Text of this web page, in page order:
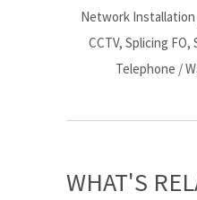
Network
CCTV, Splicing
Telephone /
WHAT'S